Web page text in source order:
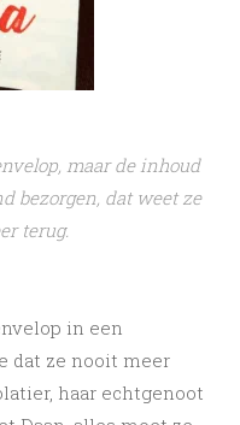
maar de inhoud
bezorgen, dat weet ze
terug.
in een
dat ze nooit meer
haar echtgenoot